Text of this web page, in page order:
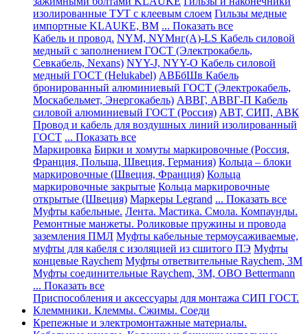
изолированные ТУТ с клеевым слоем Гильзы медные
импортные KLAUKE, ВМ ... Показать все
Кабель и провод. NYM, NYMнг(А)-LS Кабель силовой
медный с заполнением ГОСТ (Электрокабель,
Севкабель, Nexans) NYY-J, NYY-O Кабель силовой
медный ГОСТ (Helukabel) АВБбШв Кабель
бронированный алюминиевый ГОСТ (Электрокабель,
Москабельмет, Энергокабель) АВВГ, АВВГ-П Кабель
силовой алюминиевый ГОСТ (Россия) АВТ, СИП, АВК
Провод и кабель для воздушных линий изолированный
ГОСТ ... Показать все
Маркировка Бирки и хомуты маркировочные (Россия,
Франция, Польша, Швеция, Германия) Кольца – блоки
маркировочные (Швеция, Франция) Кольца
маркировочные закрытые Кольца маркировочные
открытые (Швеция) Маркеры Legrand ... Показать все
Муфты кабельные. Лента. Мастика. Смола. Компаунды.
Ремонтные манжеты. Роликовые пружины и провода
заземления ПМЛ Муфты кабельные термоусаживаемые,
муфты для кабеля с изоляцией из сшитого ПЭ Муфты
концевые Raychem Муфты ответвительные Raychem, 3M
Муфты соединительные Raychem, 3M, OBO Bettermann
... Показать все
Приспособления и аксессуары для монтажа СИП ГОСТ.
Клеммники. Клеммы. Сжимы. Соеди
Крепежные и электромонтажные материалы.